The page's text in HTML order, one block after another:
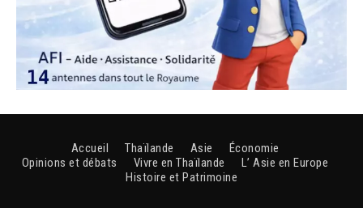
Accueil Thaïlande Asie
Économie
Opinions et débats
Vivre en Thaïlande
L’ Asie en Europe
Histoire et Patrimoine